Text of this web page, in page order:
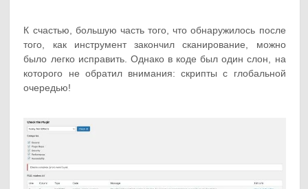
К счастью, большую часть того, что обнаружилось после
того, как инструмент закончил сканирование, можно
было легко исправить. Однако в коде был один слон, на
которого не обратил внимания: скрипты с глобальной
очередью!